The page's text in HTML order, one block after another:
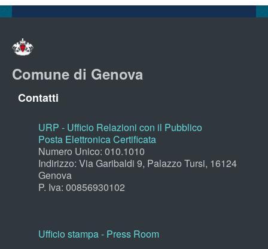
Comune di Genova
Contatti
URP - Ufficio Relazioni con il Pubblico
Posta Elettronica Certificata
Numero Unico: 010.1010
Indirizzo: Via Garibaldi 9, Palazzo Tursi, 16124
Genova
P. Iva: 00856930102
Ufficio stampa - Press Room